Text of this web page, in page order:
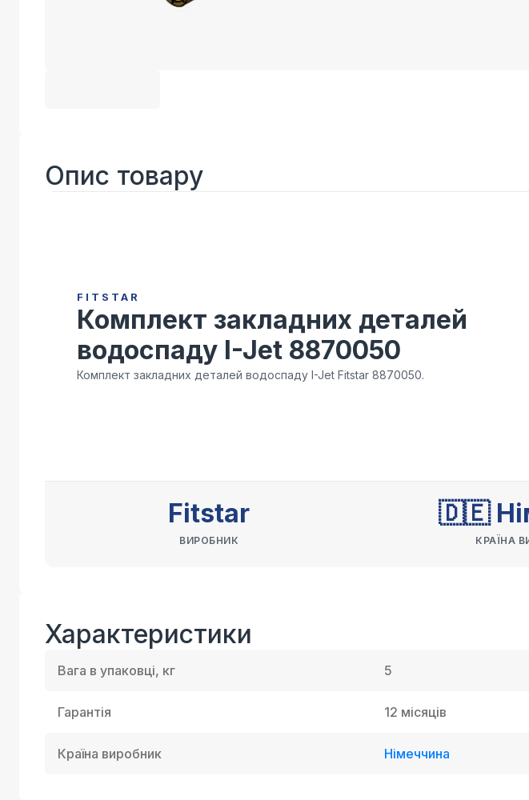
Опис товару
FITSTAR
Комплект закладних деталей
водоспаду I-Jet 8870050
Комплект закладних деталей водоспаду I-Jet Fitstar 8870050.
Fitstar
ВИРОБНИК
🇩🇪
КРАЇНА
Характеристики
Вага в упаковці, кг 5
Гарантія 12 місяців
Країна виробник Німеччина